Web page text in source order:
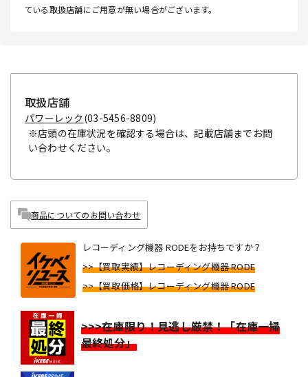
ている取扱店舗にご用意が無い場合がございます。
取扱店舗
パワーレック (03-5456-8809)
※店頭の在庫状況を確認する場合は、記載店舗までお問
い合わせください。
商品についてのお問い合わせ
レコーディング機器 RODEをお持ちですか？
>>【買取実績】レコーディング機器 RODE
>>【買取価格】レコーディング機器 RODE
>>>在庫限り！見逃し厳禁！「在庫一掃
最終処分」